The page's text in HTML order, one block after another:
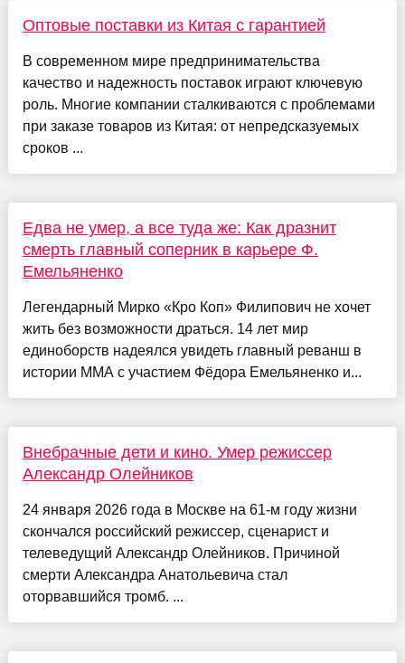
Оптовые поставки из Китая с гарантией
В современном мире предпринимательства
качество и надежность поставок играют ключевую
роль. Многие компании сталкиваются с проблемами
при заказе товаров из Китая: от непредсказуемых
сроков ...
Едва не умер, а все туда же: Как дразнит
смерть главный соперник в карьере Ф.
Емельяненко
Легендарный Мирко «Кро Коп» Филипович не хочет
жить без возможности драться. 14 лет мир
единоборств надеялся увидеть главный реванш в
истории ММА с участием Фёдора Емельяненко и...
Внебрачные дети и кино. Умер режиссер
Александр Олейников
24 января 2026 года в Москве на 61-м году жизни
скончался российский режиссер, сценарист и
телеведущий Александр Олейников. Причиной
смерти Александра Анатольевича стал
оторвавшийся тромб. ...